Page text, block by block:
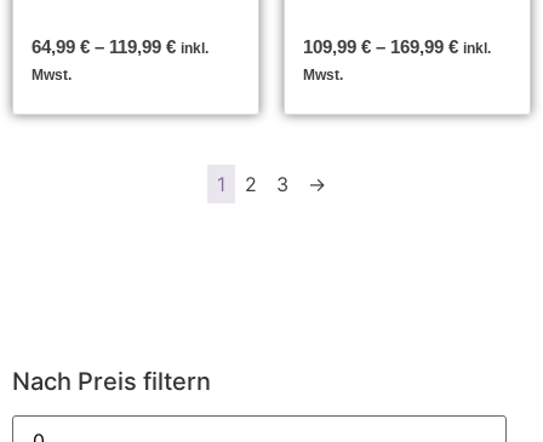
64,99 € – 119,99 € inkl.
Mwst.
109,99 € – 169,99 € inkl.
Mwst.
1 2 3 →
Nach Preis filtern